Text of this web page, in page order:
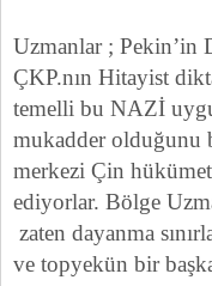
Uzmanlar ; Pekin’in
ÇKP.nın Hitayist
temelli bu NAZİ
mukadder olduğunu
merkezi Çin
ediyorlar. Bölge
zaten dayanma
ve topyekün bir